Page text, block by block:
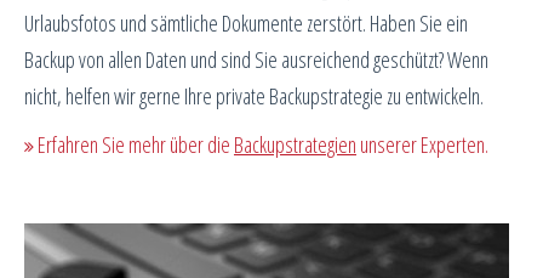
Urlaubsfotos und sämtliche Dokumente zerstört. Haben Sie ein
Backup von allen Daten und sind Sie ausreichend geschützt? Wenn
nicht, helfen wir gerne Ihre private Backupstrategie zu entwickeln.
Erfahren Sie mehr über die Backupstrategien unserer Experten.